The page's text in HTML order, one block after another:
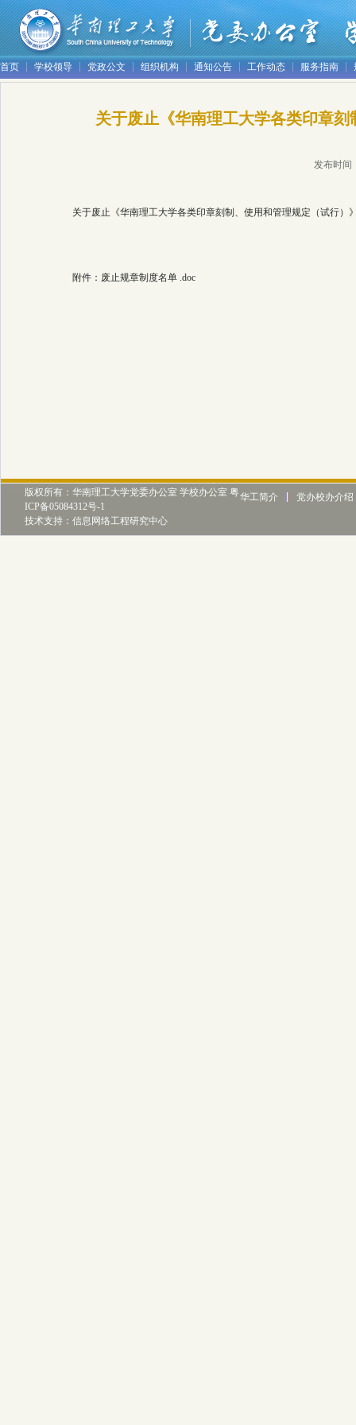
首页 学校领导 党政公文 组织机构 通知公告 工作动态 服务指南
关于废止《华南理工大学各类印章
发布时
关于废止《华南理工大学各类印章刻制、使用和管理规定（试行）
附件：废止规章制度名单 .doc
版权所有：华南理工大学党委办公室 学校办公室 粤
ICP备05084312号-1
技术支持：信息网络工程研究中心
华工简介 党办校办介绍